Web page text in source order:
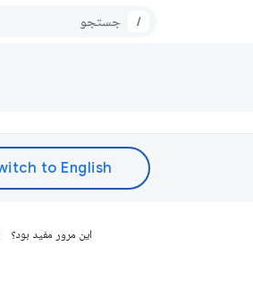
/
این مرور مفید بود؟